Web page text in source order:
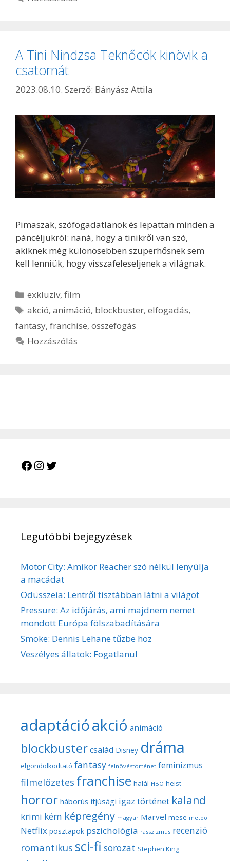
A Tini Nindzsa Teknőcök kinövik a
csatornát
2023.08.10. Szerző: Bányász Attila
Pimaszak, szófogadatlanok és lepattan minden a
páncéljukról: naná, hogy a tinikről van szó,
akiknek még különösebben szuperhősnek sem
kell lenniük, hogy visszafeleseljenek a világnak.
Kategória
exkluzív,film
Címkék
akció,animáció, blockbuster,elfogadás,
fantasy, franchise, összefogás
Hozzászólás
Facebook
Instagram
Legutóbbi bejegyzések
Motor City: Amikor Reacher szó nélkül lenyúlja
a macádat
Odüsszeia: Lentről tisztábban látni a világot
Pressure: Az időjárás, ami majdnem nemet
mondott Európa fölszabadítására
Smoke: Dennis Lehane tűzbe hoz
Veszélyes állatok: Fogatlanul
adaptációakció animáció
blockbustercsalád Disney dráma
elgondolkodtató fantasy felnövéstörténet feminizmus
filmelőzetes franchise halál HBO heist
horror háborús ifjúsági igaz történet kaland
krimi kém képregény magyar Marvel mese metoo
Netflix posztapok pszichológia rasszizmus recenzió
romantikus sci-fi sorozat Stephen King